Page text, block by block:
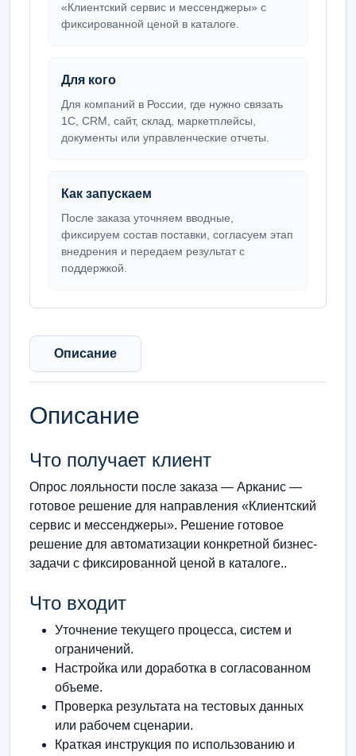
«Клиентский сервис и мессенджеры» с
фиксированной ценой в каталоге.
Для кого
Для компаний в России, где нужно связать
1С, CRM, сайт, склад, маркетплейсы,
документы или управленческие отчеты.
Как запускаем
После заказа уточняем вводные,
фиксируем состав поставки, согласуем этап
внедрения и передаем результат с
поддержкой.
Описание
Описание
Что получает клиент
Опрос лояльности после заказа — Арканис —
готовое решение для направления «Клиентский
сервис и мессенджеры». Решение готовое
решение для автоматизации конкретной бизнес-
задачи с фиксированной ценой в каталоге..
Что входит
Уточнение текущего процесса, систем и
ограничений.
Настройка или доработка в согласованном
объеме.
Проверка результата на тестовых данных
или рабочем сценарии.
Краткая инструкция по использованию и